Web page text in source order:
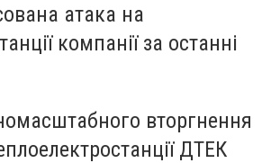
атака на
компанії за останні
вторгнення
ДТЕК